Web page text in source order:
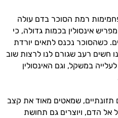
רמת הסוכר בדם עולה
אינסולין בכמות גדולה, כי
כשהסוכר נכנס לתאים יורדת
חשים רעב שגורם לנו לרצות שוב
במשקל, וגם האינסולין
תזונתיים, שמאטים מאוד את קצב
אל הדם, ויוצרים גם תחושת